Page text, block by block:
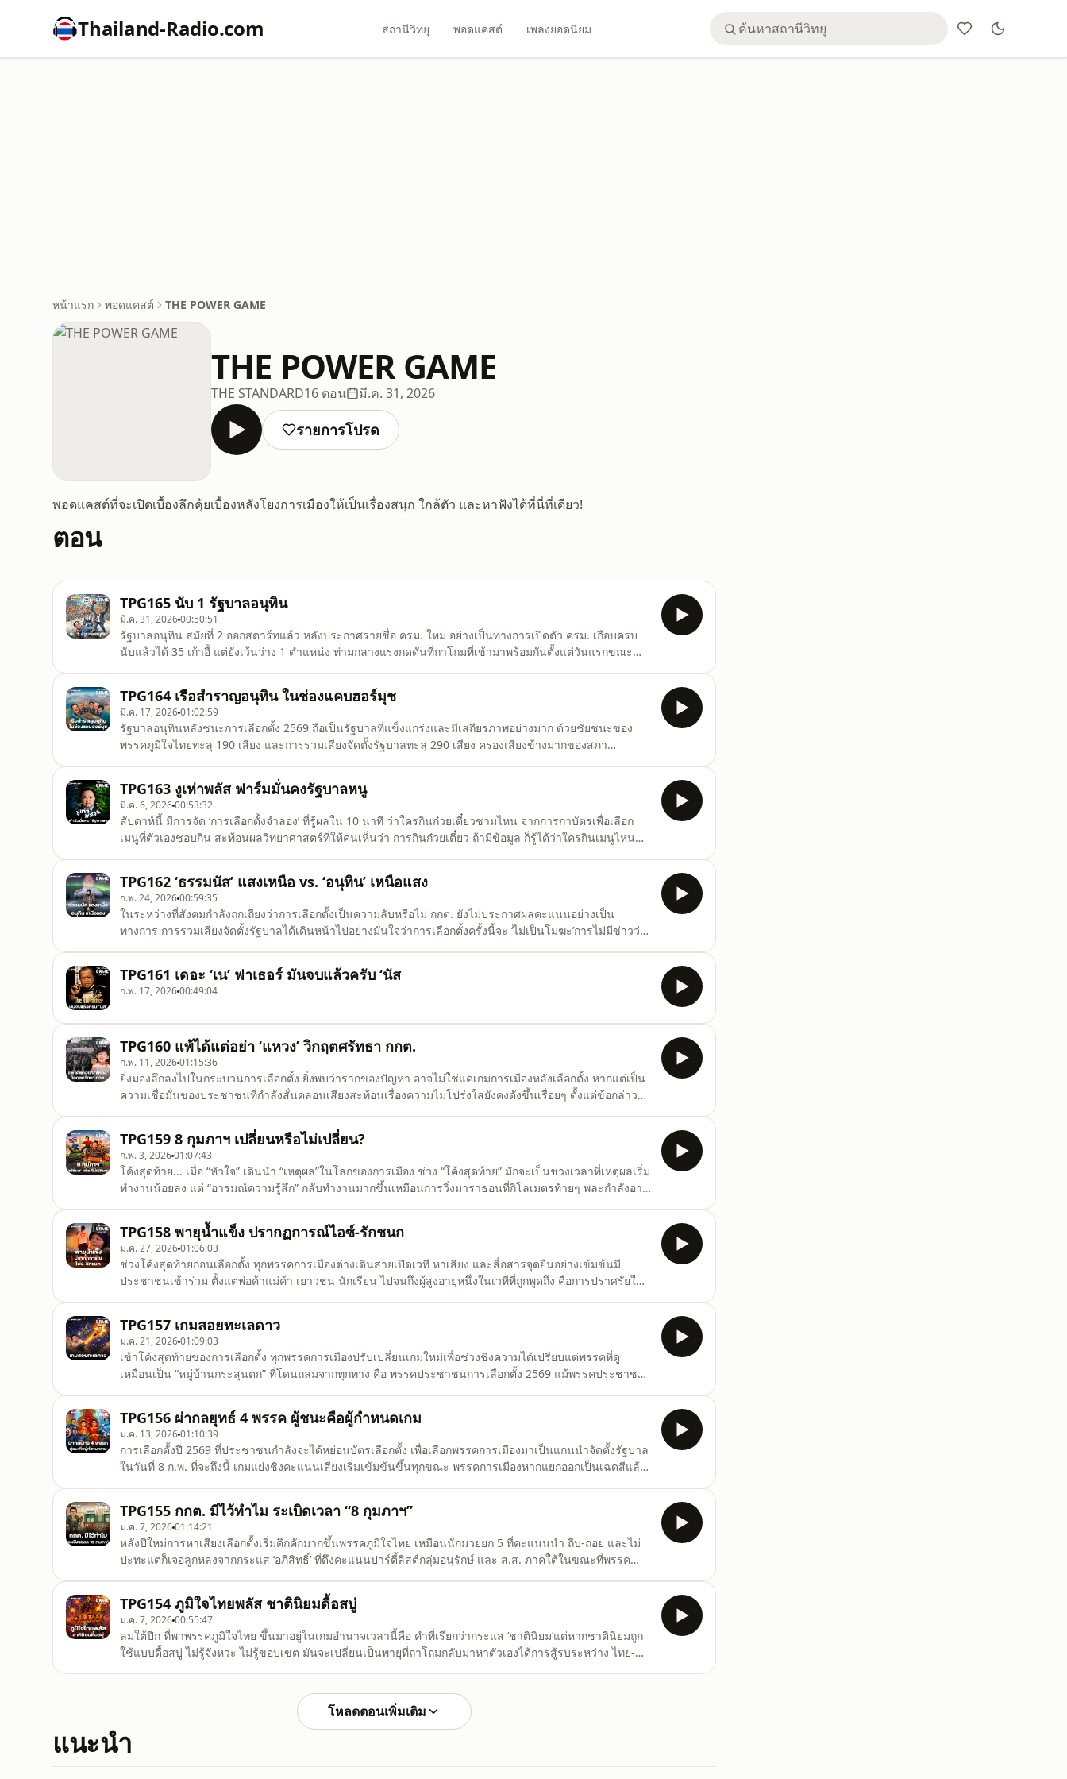
Thailand-Radio.com สถานีวิทยุ พอดแคสต์ เพลงยอดนิยม
หน้าแรก พอดแคสต์ THE POWER GAME
THE POWER GAME
THE STANDARD16 ตอน มี.ค. 31, 2026
รายการโปรด
พอดแคสต์ที่จะเปิดเบื้องลึกคุ้ยเบื้องหลังโยงการเมืองให้เป็นเรื่องสนุก ใกล้ตัว และหาฟังได้ที่นี่ที่เดียว!
ตอน
TPG165 นับ 1 รัฐบาลอนุทิน
มี.ค. 31, 202600:50:51
รัฐบาลอนุทิน สมัยที่ 2 ออกสตาร์ทแล้ว หลังประกาศรายชื่อ ครม. ใหม่ อย่างเป็นทางการเปิดตัว ครม. เกือบครบ
นับแล้วได้ 35 เก้าอี้ แต่ยังเว้นว่าง 1 ตำแหน่ง ท่ามกลางแรงกดดันที่ถาโถมที่เข้ามาพร้อมกันตั้งแต่วันแรกขณะ
ป.ป.ช. เริ่มขยับ เตรียมส่งฟ้อง 44 อดีต สส.ก้าวไกล เข้าสู่ศาลฎีกาฯมองไปที่ปัจจัยนอกประเทศ แรงส
TPG164 เรือสำราญอนุทิน ในช่องแคบฮอร์มุช
มี.ค. 17, 202601:02:59
รัฐบาลอนุทินหลังชนะการเลือกตั้ง 2569 ถือเป็นรัฐบาลที่แข็งแกร่งและมีเสถียรภาพอย่างมาก ด้วยชัยชนะของ
พรรคภูมิใจไทยทะลุ 190 เสียง และการรวมเสียงจัดตั้งรัฐบาลทะลุ 290 เสียง ครองเสียงข้างมากของสภา
สัมพันธ์ที่ดี เห็นได้จากคดีต่างๆ ตั้งแต่คดี ‘ฮั้ว สว.’ ที่คณะอนุกรรมการ กกต. ชุดที่ 36 มีมติเสียงข้างมากเห็นว
TPG163 งูเห่าพลัส ฟาร์มมั่นคงรัฐบาลหนู
มี.ค. 6, 202600:53:32
สัปดาห์นี้ มีการจัด ‘การเลือกตั้งจำลอง’ ที่รู้ผลใน 10 นาที ว่าใครกินก๋วยเตี๋ยวชามไหน จากการกาบัตรเพื่อเลือก
เมนูที่ตัวเองชอบกิน สะท้อนผลวิทยาศาสตร์ที่ให้คนเห็นว่า การกินก๋วยเตี๋ยว ถ้ามีข้อมูล ก็รู้ได้ว่าใครกินเมนูไหน
จำนวนเก้าอี้ สส. ของแต่ละพรรค นอกจากจะบอกว่า ใครชนะเลือกตั้ง ยังบอกเป็นนัยยะด้วยว่า พ
TPG162 ‘ธรรมนัส’ แสงเหนือ vs. ‘อนุทิน’ เหนือแสง
ก.พ. 24, 202600:59:35
ในระหว่างที่สังคมกำลังถกเถียงว่าการเลือกตั้งเป็นความลับหรือไม่ กกต. ยังไม่ประกาศผลคะแนนอย่างเป็น
ทางการ การรวมเสียงจัดตั้งรัฐบาลได้เดินหน้าไปอย่างมั่นใจว่าการเลือกตั้งครั้งนี้จะ ‘ไม่เป็นโมฆะ’การไม่มีข่าวว่า
รัฐบาลพรรคภูมิใจไทยมีเสถียรภาพคือการมีพรรคกล้าธรรม และพรรคเพื่อไทยร่วมรัฐบาล สมการนี้ทำให้ไม่ว่า
พรรคสี
TPG161 เดอะ ‘เน’ ฟาเธอร์ มันจบแล้วครับ ‘นัส
ก.พ. 17, 202600:49:04
TPG160 แพ้ได้แต่อย่า ‘แหวง’ วิกฤตศรัทธา กกต.
ก.พ. 11, 202601:15:36
ยิ่งมองลึกลงไปในกระบวนการเลือกตั้ง ยิ่งพบว่ารากของปัญหา อาจไม่ใช่แค่เกมการเมืองหลังเลือกตั้ง หากแต่เป็น
ความเชื่อมั่นของประชาชนที่กำลังสั่นคลอนเสียงสะท้อนเรื่องความไม่โปร่งใสยังคงดังขึ้นเรื่อยๆ ตั้งแต่ข้อกล่าวหา
ครั้งที่เกิดขึ้น มันกัดกินความศรัทธาที่มีต่อระบบเลือกตั้งลงทีละน้อยกรณีชลบุรี
TPG159 8 กุมภาฯ เปลี่ยนหรือไม่เปลี่ยน?
ก.พ. 3, 202601:07:43
โค้งสุดท้าย... เมื่อ “หัวใจ” เดินนำ “เหตุผล”ในโลกของการเมือง ช่วง “โค้งสุดท้าย” มักจะเป็นช่วงเวลาที่เหตุผลเริ่ม
ทำงานน้อยลง แต่ “อารมณ์ความรู้สึก” กลับทำงานมากขึ้นเหมือนการวิ่งมาราธอนที่กิโลเมตรท้ายๆ พละกำลังอาจ
ทุกพรรคต้องเผชิญ เกมเดิมๆ เริ่มใช้ไม่ได้ผล และเกมใหม่ๆ กำลังถูกขุดขึ้นมาสู
TPG158 พายุน้ำแข็ง ปรากฏการณ์ไอซ์-รักชนก
ม.ค. 27, 202601:06:03
ช่วงโค้งสุดท้ายก่อนเลือกตั้ง ทุกพรรคการเมืองต่างเดินสายเปิดเวที หาเสียง และสื่อสารจุดยืนอย่างเข้มข้นมี
ประชาชนเข้าร่วม ตั้งแต่พ่อค้าแม่ค้า เยาวชน นักเรียน ไปจนถึงผู้สูงอายุหนึ่งในเวทีที่ถูกพูดถึง คือการปราศรัยใน
TPG157 เกมสอยทะเลดาว
ม.ค. 21, 202601:09:03
เข้าโค้งสุดท้ายของการเลือกตั้ง ทุกพรรคการเมืองปรับเปลี่ยนเกมใหม่เพื่อช่วงชิงความได้เปรียบแต่พรรคที่ดู
เหมือนเป็น “หมู่บ้านกระสุนตก” ที่โดนถล่มจากทุกทาง คือ พรรคประชาชนการเลือกตั้ง 2569 แม้พรรคประชาชน
เลือกตั้ง 2566 รอบนี้ พรรคประชาชนปิดจุดอ่อนเรื่องไม่มีประสบการณ์ด้วยการเปิดตัวทีมมืออาชีพ (Professional)
ย้
TPG156 ผ่ากลยุทธ์ 4 พรรค ผู้ชนะคือผู้กำหนดเกม
ม.ค. 13, 202601:10:39
การเลือกตั้งปี 2569 ที่ประชาชนกำลังจะได้หย่อนบัตรเลือกตั้ง เพื่อเลือกพรรคการเมืองมาเป็นแกนนำจัดตั้งรัฐบาล
ในวันที่ 8 ก.พ. ที่จะถึงนี้ เกมแย่งชิงคะแนนเสียงเริ่มเข้มข้นขึ้นทุกขณะ พรรคการเมืองหากแยกออกเป็นเฉดสีแล้ว
กลยุทธ์ออกมาสู้กันตั้งแต่โค้งแรก และต้องจับตาโค้งสุดท้ายว่าจะมีหมัดเด็ด-หมัดน็อก อะไ
TPG155 กกต. มีไว้ทำไม ระเบิดเวลา “8 กุมภาฯ”
ม.ค. 7, 202601:14:21
หลังปีใหม่การหาเสียงเลือกตั้งเริ่มคึกคักมากขึ้นพรรคภูมิใจไทย เหมือนนักมวยยก 5 ที่คะแนนนำ ถีบ-ถอย และไม่
ปะทะแต่ก็เจอลูกหลงจากกระแส ‘อภิสิทธิ์’ ที่ดึงคะแนนปาร์ตี้ลิสต์กลุ่มอนุรักษ์ และ ส.ส. ภาคใต้ในขณะที่พรรค
คนนอก’ ที่เรียกเสียงฮือฮาได้พอประมาณส่วนพรรคเพื่อไทยนั้นเหมือนยังจัดกระบวนทัพไม่เข้าที่ ไม่ทรงพ
TPG154 ภูมิใจไทยพลัส ชาตินิยมดื้อสบู่
ม.ค. 7, 202600:55:47
ลมใต้ปีก ที่พาพรรคภูมิใจไทย ขึ้นมาอยู่ในเกมอำนาจเวลานี้คือ คำที่เรียกว่ากระแส ‘ชาตินิยม’แต่หากชาตินิยมถูก
ใช้แบบดื้อสบู่ ไม่รู้จังหวะ ไม่รู้ขอบเขต มันจะเปลี่ยนเป็นพายุที่ถาโถมกลับมาหาตัวเองได้การสู้รบระหว่าง ไทย-
โหลดตอนเพิ่มเติม
แนะนำ